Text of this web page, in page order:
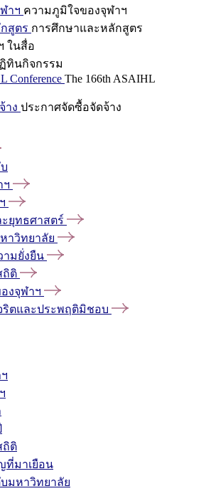
าฯ ความภูมิใจของจุฬาฯ
สูตร การศึกษาและหลักสูตร
ในสื่อ
ทินกิจกรรม
Conference The 166th ASAIHL
าง ประกาศจัดซื้อจัดจ้าง
ฯ
ยุทธศาสตร์
าวิทยาลัย
ามยั่งยืน
ถิติ
งจุฬาฯ
ริตและประพฤติมิชอบ
ถิติ
มาเยือน
มหาวิทยาลัย